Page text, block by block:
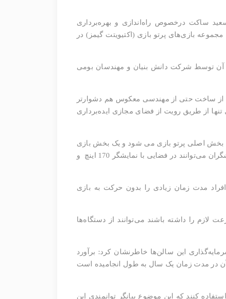
ساکت درخصوص راه‌اندازی و بهره‌برداری
بازی‌های پرتو بازی (اکتیویتت گیمز) در
آن توسط شرکت دانش بنیان و مهندسان بومی
از ساخت حتی از مهندسی معکوس هم دشوارتر
از طریق رویت از فضای مجازی ایده‌برداری
پرتو بازی شهر رویاها شامل 3 سالن مجزاست که شامل بخش اصلی پرتو بازی می شود و یک بخش بازی
در فضایی با نمایشگر 170 اینچ
و
مدت زمان زیادی را بدون حرکت به بازی
را داشته باشند می‌توانند از دستگاه‌ها
این سالن‌ها خاطرنشان کرد: برآورد
در مدت زمان یک سال به طول انجامیده است
نفره می‌توانند از ظرفیت دستگاه‌ها استفاده کنند که این موضوع بیانگر توانمندی این